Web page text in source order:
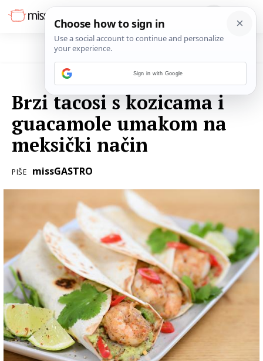
Brzi tacosi s kozicama i
guacamole umakom na
meksički način
PIŠE missGASTRO
Sign in with Google